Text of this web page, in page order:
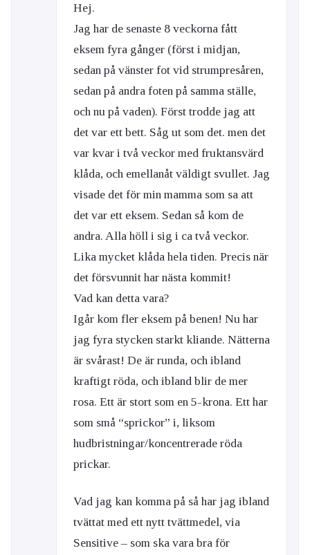
Hej.
Jag har de senaste 8 veckorna fått
eksem fyra gånger (först i midjan,
sedan på vänster fot vid strumpresåren,
sedan på andra foten på samma ställe,
och nu på vaden). Först trodde jag att
det var ett bett. Såg ut som det. men det
var kvar i två veckor med fruktansvärd
klåda, och emellanåt väldigt svullet. Jag
visade det för min mamma som sa att
det var ett eksem. Sedan så kom de
andra. Alla höll i sig i ca två veckor.
Lika mycket klåda hela tiden. Precis när
det försvunnit har nästa kommit!
Vad kan detta vara?
Igår kom fler eksem på benen! Nu har
jag fyra stycken starkt kliande. Nätterna
är svårast! De är runda, och ibland
kraftigt röda, och ibland blir de mer
rosa. Ett är stort som en 5-krona. Ett har
som små “sprickor” i, liksom
hudbristningar/koncentrerade röda
prickar.
Vad jag kan komma på så har jag ibland
tvättat med ett nytt tvättmedel, via
Sensitive – som ska vara bra för